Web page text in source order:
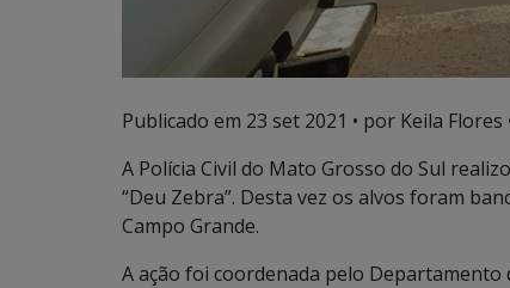
Publicado em 23 set 2021 • por Keila Flores
A Polícia Civil do Mato Grosso do Sul
“Deu Zebra”. Desta vez os alvos foram
Campo Grande.
A ação foi coordenada pelo Departamento